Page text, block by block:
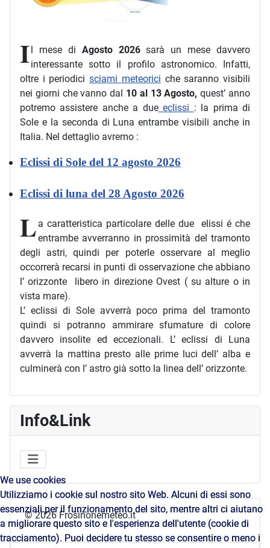
Il mese di Agosto 2026sarà un mese davvero
interessante sotto il profilo astronomico. Infatti,
oltre i periodicisciami meteorici che saranno visibili
nei giorni che vanno dal 10 al 13 Agosto, quest’ anno
potremo assistere anche a dueeclissi : la prima di
Sole e la seconda di Luna entrambe visibili anche in
Italia. Nel dettaglio avremo :
Eclissi di Sole del 12 agosto 2026
Eclissi di luna del 28 Agosto 2026
L a caratteristica particolare delle due elissi é che
entrambe avverranno in prossimità del tramonto
degli astri, quindi per poterle osservare al meglio
occorrerà recarsi in punti di osservazione che abbiano
l’ orizzonte libero in direzione Ovest ( su alture o in
vista mare).
L’ eclissi di Sole avverrà poco prima del tramonto
quindi si potranno ammirare sfumature di colore
davvero insolite ed eccezionali. L’ eclissi di Luna
avverrà la mattina presto alle prime luci dell’ alba e
culminerà con l’ astro già sotto la linea dell’ orizzonte.
Info&Link
We use cookies
Utilizziamo i cookie sul nostro sito Web. Alcuni di essi sono
essenziali per il funzionamento del sito, mentre altri ci aiutano
a migliorare questo sito e l'esperienza dell'utente (cookie di
tracciamento). Puoi decidere tu stesso se consentire o meno i
© 2026 Frosinonemeteo.it
We use cookies
Utilizziamo i cookie sul nostro sito Web. Alcuni di essi sono
essenziali per il funzionamento del sito, mentre altri ci aiutano
a migliorare questo sito e l'esperienza dell'utente (cookie di
tracciamento). Puoi decidere tu stesso se consentire o meno i